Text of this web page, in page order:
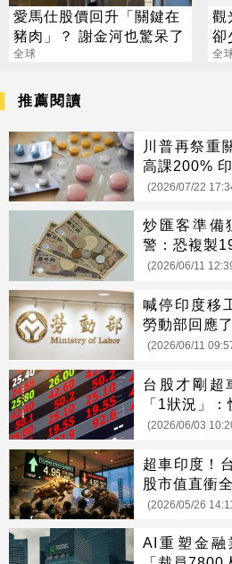
愛馬仕股價回升「關鍵在
豬肉」？ 謝金河也驚呆了
全球
觀
卻
遊
全
推薦閱讀
川普再祭重
高課200%
(2026/07/22
炒匯客準備
警：恐複製
(2026/06/11
喊停印度移
勞動部回應了
(2026/06/11
台股才剛超
「1狀況」
(2026/06/03
超車印度！
股市值直衝
(2026/05/26
AI重塑金融